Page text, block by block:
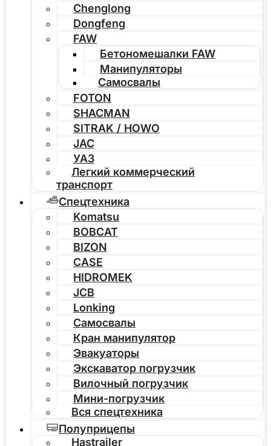
Chenglong
Dongfeng
FAW
Бетономешалки FAW
Манипуляторы
Самосвалы
FOTON
SHACMAN
SITRAK / HOWO
JAC
УАЗ
Легкий коммерческий
транспорт
Спецтехника
Komatsu
BOBCAT
BIZON
CASE
HIDROMEK
JCB
Lonking
Самосвалы
Кран манипулятор
Эвакуаторы
Экскаватор погрузчик
Вилочный погрузчик
Мини-погрузчик
Вся спецтехника
Полуприцепы
Hastrailer